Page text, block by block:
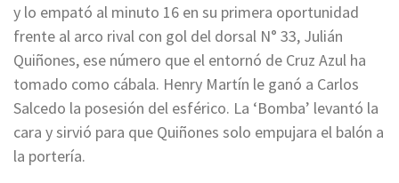
y lo empató al minuto 16 en su primera oportunidad
frente al arco rival con gol del dorsal N° 33, Julián
Quiñones, ese número que el entornó de Cruz Azul ha
tomado como cábala. Henry Martín le ganó a Carlos
Salcedo la posesión del esférico. La ‘Bomba’ levantó la
cara y sirvió para que Quiñones solo empujara el balón a
la portería.